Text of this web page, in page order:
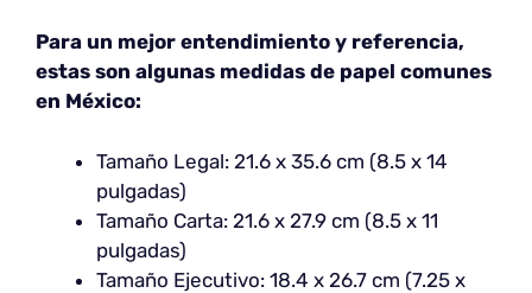
Para un mejor entendimiento y referencia,
estas son algunas medidas de papel comunes
en México:
Tamaño Legal: 21.6 x 35.6 cm (8.5 x 14
pulgadas)
Tamaño Carta: 21.6 x 27.9 cm (8.5 x 11
pulgadas)
Tamaño Ejecutivo: 18.4 x 26.7 cm (7.25 x